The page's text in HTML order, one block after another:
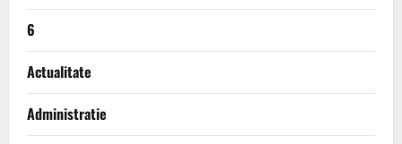
6
Actualitate
Administratie